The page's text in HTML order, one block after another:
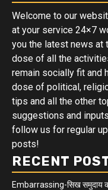
Welcome to our
at your service 24×7
you the latest news at
dose of all the
remain socially fit and
dose of political,
tips and all the other
suggestions and
follow us for regular
posts!
RECENT
Embarrassing-सिख समुदाय